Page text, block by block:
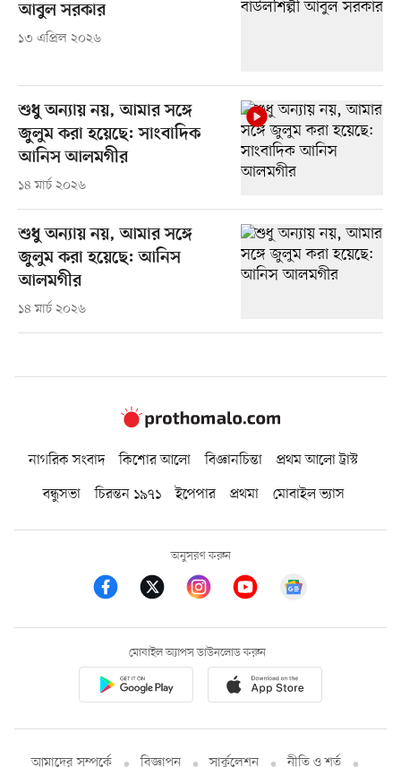
আবুল সরকার
১৩ এপ্রিল ২০২৬
শুধু অন্যায় নয়, আমার সঙ্গে
জুলুম করা হয়েছে: সাংবাদিক
আনিস আলমগীর
১৪ মার্চ ২০২৬
শুধু অন্যায় নয়, আমার সঙ্গে
জুলুম করা হয়েছে: আনিস
আলমগীর
১৪ মার্চ ২০২৬
নাগরিক সংবাদ কিশোর আলো বিজ্ঞানচিন্তা
প্রথম আলো ট্রাস্ট
বন্ধুসভা
চিরন্তন ১৯৭১ ইপেপার প্রথমা মোবাইল ভ্যাস
অনুসরণ করুন
মোবাইল অ্যাপস ডাউনলোড করুন
আমাদের সম্পর্কে বিজ্ঞাপন সার্কুলেশন নীতি ও শর্ত